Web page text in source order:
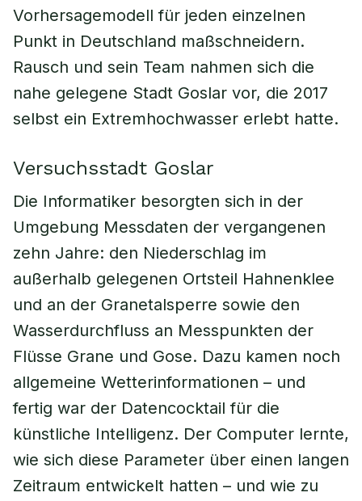
Vorhersagemodell für jeden einzelnen
Punkt in Deutschland maßschneidern.
Rausch und sein Team nahmen sich die
nahe gelegene Stadt Goslar vor, die 2017
selbst ein Extremhochwasser erlebt hatte.
Versuchsstadt Goslar
Die Informatiker besorgten sich in der
Umgebung Messdaten der vergangenen
zehn Jahre: den Niederschlag im
außerhalb gelegenen Ortsteil Hahnenklee
und an der Granetalsperre sowie den
Wasserdurchfluss an Messpunkten der
Flüsse Grane und Gose. Dazu kamen noch
allgemeine Wetterinformationen – und
fertig war der Datencocktail für die
künstliche Intelligenz. Der Computer lernte,
wie sich diese Parameter über einen langen
Zeitraum entwickelt hatten – und wie zu